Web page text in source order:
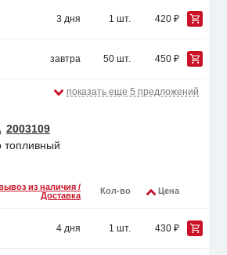
3 дня 1 шт. 420 ₽
завтра 50 шт. 450 ₽
показать еще 5 предложений
2003109
топливный
из наличия /
Доставка
Кол-во Цена
4 дня 1 шт. 430 ₽